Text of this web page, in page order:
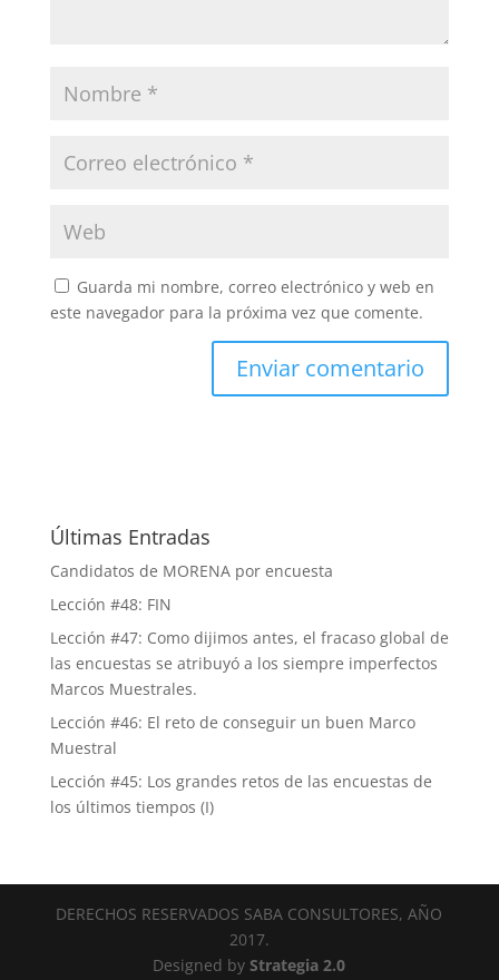
Guarda mi nombre, correo electrónico y web en
este navegador para la próxima vez que comente.
Últimas Entradas
Candidatos de MORENA por encuesta
Lección #48: FIN
Lección #47: Como dijimos antes, el fracaso global de
las encuestas se atribuyó a los siempre imperfectos
Marcos Muestrales.
Lección #46: El reto de conseguir un buen Marco
Muestral
Lección #45: Los grandes retos de las encuestas de
los últimos tiempos (I)
DERECHOS RESERVADOS SABA CONSULTORES, AÑO
2017.
Designed byStrategia 2.0